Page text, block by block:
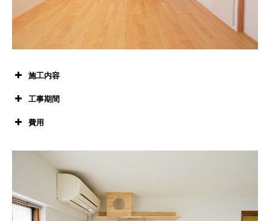
施工内容
工事期間
費用